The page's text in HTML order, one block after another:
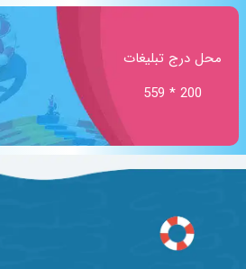
محل درج تبلیغات
200 * 559